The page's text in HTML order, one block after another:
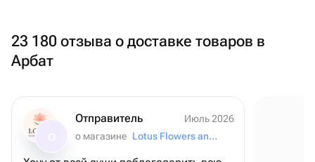
23 180 отзыва о доставке товаров в
Арбат
Отправитель
Июль 2026
о магазине
Lotus Flowers and Gifts